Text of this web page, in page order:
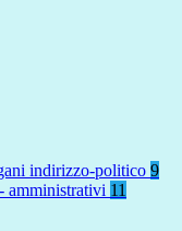
indirizzo-politico 9
amministrativi 11